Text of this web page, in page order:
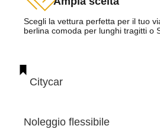
Scegli la vettura perfetta per il tuo
berlina comoda per lunghi tragitti o
Citycar
Noleggio flessibile